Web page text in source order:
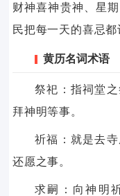
财神喜神贵神、星
民把每一天的喜忌都
黄历名词术语
祭祀：指祠堂
拜神明等事。
祈福：就是去
还愿之事。
求嗣：向神明